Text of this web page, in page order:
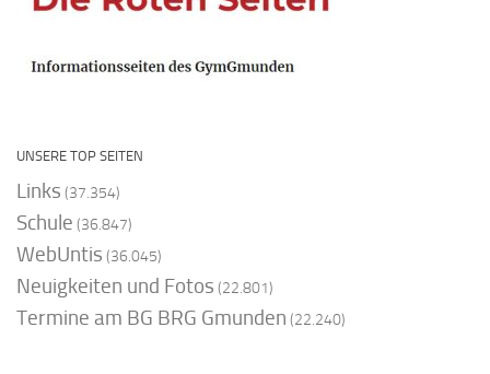
UNSERE TOP SEITEN
Links (37.354)
Schule (36.847)
WebUntis (36.045)
Neuigkeiten und Fotos (22.801)
Termine am BG BRG Gmunden (22.240)